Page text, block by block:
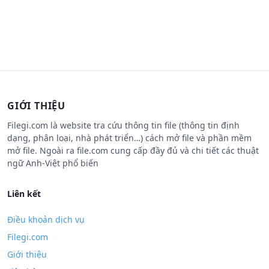
GIỚI THIỆU
Filegi.com là website tra cứu thông tin file (thông tin định
dạng, phân loại, nhà phát triển…) cách mở file và phần mềm
mở file. Ngoài ra file.com cung cấp đầy đủ và chi tiết các thuật
ngữ Anh-Việt phổ biến
Liên kết
Điều khoản dịch vụ
Filegi.com
Giới thiệu